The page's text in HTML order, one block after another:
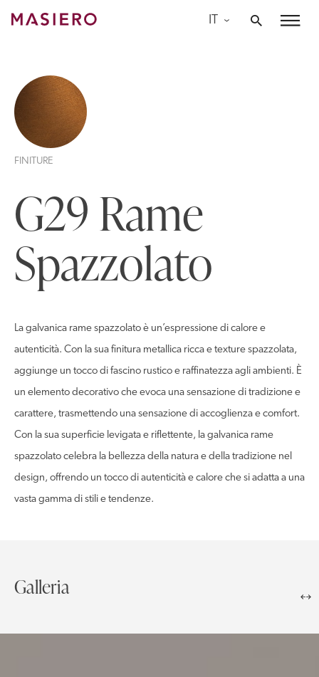
Skip
IT
FINITURE
G29 Rame
Spazzolato
La galvanica rame spazzolato è un’espressione di calore e
autenticità. Con la sua finitura metallica ricca e texture spazzolata,
aggiunge un tocco di fascino rustico e raffinatezza agli ambienti. È
un elemento decorativo che evoca una sensazione di tradizione e
carattere, trasmettendo una sensazione di accoglienza e comfort.
Con la sua superficie levigata e riflettente, la galvanica rame
spazzolato celebra la bellezza della natura e della tradizione nel
design, offrendo un tocco di autenticità e calore che si adatta a una
vasta gamma di stili e tendenze.
Galleria